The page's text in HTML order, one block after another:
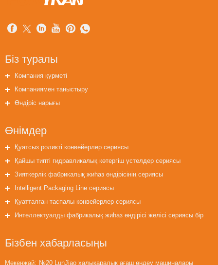
Біз туралы
Компания құрметі
Компаниямен таныстыру
Өндіріс нарығы
Өнімдер
Қуатсыз роликті конвейерлер сериясы
Қайшы типті гидравликалық көтергіш үстелдер сериясы
Зияткерлік фабрикалық жиһаз өндірісінің сериясы
Intelligent Packaging Line сериясы
Қуатталған таспалы конвейерлер сериясы
Интеллектуалды фабрикалық жиһаз өндірісі желісі сериясы бір
Бізбен хабарласыңы
Мекенжай: №20 LunJiao халықаралық ағаш өңдеу машиналары